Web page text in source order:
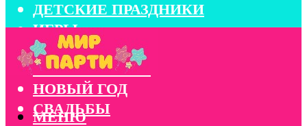
ДЕТСКИЕ ПРАЗДНИКИ
ИГРЫ
КОНКУРСЫ
КОРПОРАТИВЫ
НОВЫЙ ГОД
СВАДЬБЫ
МЕНЮ